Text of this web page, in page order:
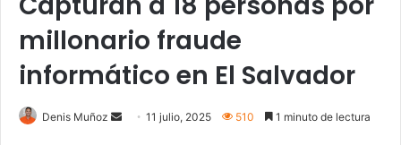
millonario fraude
informático en El Salvador
Denis Muñoz
Send11 julio, 2025 510 1 minuto de lectura